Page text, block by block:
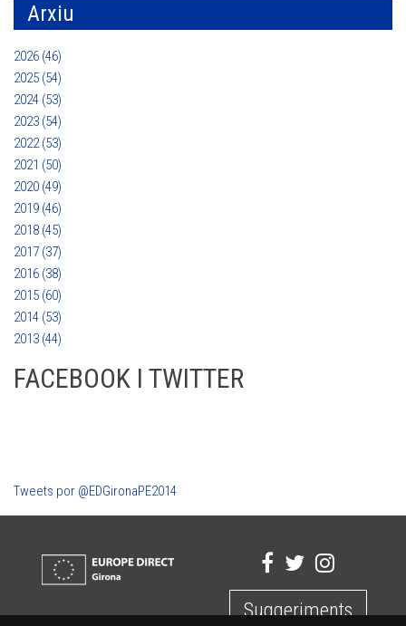
Arxiu
2026 (46)
2025 (54)
2024 (53)
2023 (54)
2022 (53)
2021 (50)
2020 (49)
2019 (46)
2018 (45)
2017 (37)
2016 (38)
2015 (60)
2014 (53)
2013 (44)
FACEBOOK I TWITTER
Tweets por @EDGironaPE2014
Suggeriments